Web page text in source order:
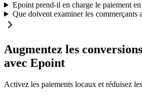
Epoint prend-il en charge le paiement
Que doivent examiner les commerçants
Augmentez les
avec Epoint
Activez les paiements locaux et réduisez